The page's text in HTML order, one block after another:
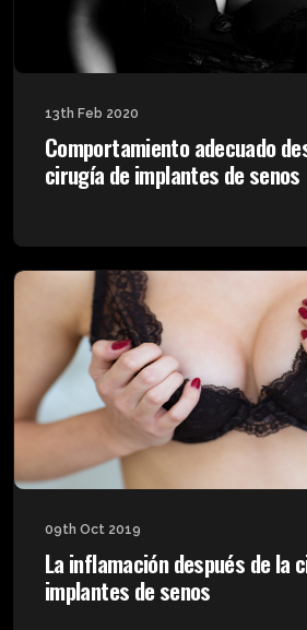
13th Feb 2020
Comportamiento adecuado
cirugía de implantes de senos
09th Oct 2019
La inflamación después de la
implantes de senos